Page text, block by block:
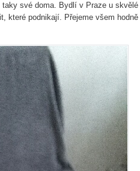
své doma. Bydlí v Praze u
které podnikají. Přejeme všem